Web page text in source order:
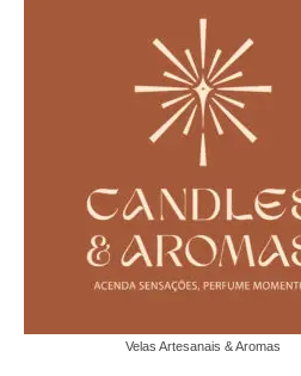
Velas Artesanais & Aromas